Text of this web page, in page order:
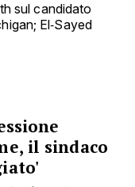
sul candidato
El‑Sayed
il sindaco